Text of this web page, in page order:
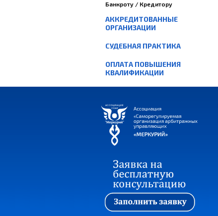
Банкроту / Кредитору
АККРЕДИТОВАННЫЕ
ОРГАНИЗАЦИИ
СУДЕБНАЯ ПРАКТИКА
ОПЛАТА ПОВЫШЕНИЯ
КВАЛИФИКАЦИИ